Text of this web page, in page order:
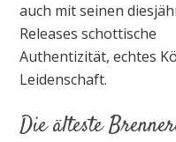
auch mit seinen
Releases schottische
Authentizität, echtes
Leidenschaft.
Die älteste